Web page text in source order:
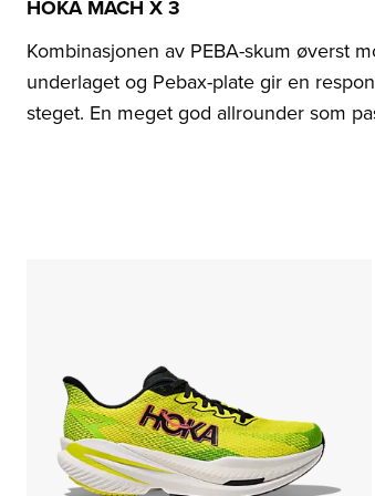
HOKA MACH X 3
Kombinasjonen av PEBA-skum øverst
underlaget og Pebax-plate gir en
steget. En meget god allrounder som